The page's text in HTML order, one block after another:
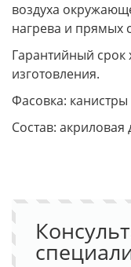
воздуха
нагрева и прямых
Гарантийный срок
изготовления.
Фасовка: канистры
Состав: акриловая